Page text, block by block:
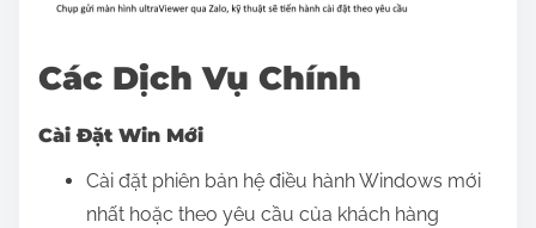
Các Dịch Vụ Chính
Cài Đặt Win Mới
Cài đặt phiên bản hệ điều hành Windows mới
nhất hoặc theo yêu cầu của khách hàng